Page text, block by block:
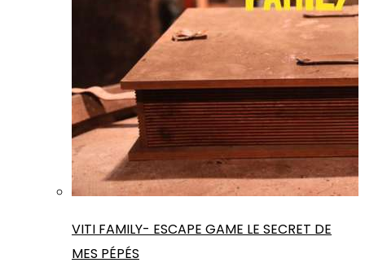
VITI FAMILY- ESCAPE GAME LE SECRET DE
MES PÉPÉS